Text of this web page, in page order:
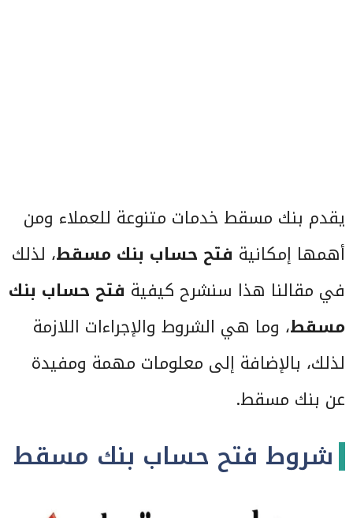
يقدم بنك مسقط خدمات متنوعة للعملاء ومن
أهمها إمكانية فتح حساب بنك مسقط، لذلك
في مقالنا هذا سنشرح كيفية فتح حساب بنك
مسقط، وما هي الشروط والإجراءات اللازمة
لذلك، بالإضافة إلى معلومات مهمة ومفيدة
عن بنك مسقط.
شروط فتح حساب بنك مسقط